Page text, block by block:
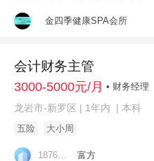
金四季健康SPA会所
会计财务主管
3000-5000元/月 • 财务经理
龙岩市-新罗区 | 1年内 | 本科
五险 大小周
18760547898 富方